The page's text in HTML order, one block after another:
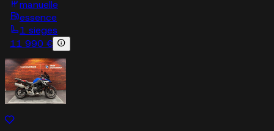
manuelle
essence
1 sieges
11 990 €